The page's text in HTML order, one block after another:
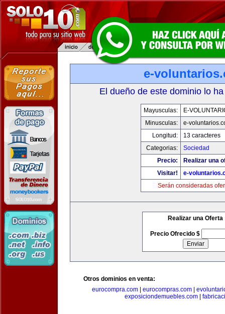
e-
El dueño de este dominio lo
Mayusculas:
E-
Minusculas:
e-
Longitud:
13 caracteres
Categorias:
Sociedad
Precio:
Realizar una
Visitar!
e-
Serán consideradas
Realizar una Oferta
Precio Ofrecido $
Otros dominios en venta:
eurocompra.com| eurocompras.com|
exposiciondemuebles.com|